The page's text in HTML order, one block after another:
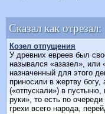
Сказал как отрезал:
Козел отпущения
У древних евреев был
назывался «азазел», или
назначенный для этого
приносили в жертву богу,
(«отпускали») в пустыню,
руки», то есть по
грехи всего народа,